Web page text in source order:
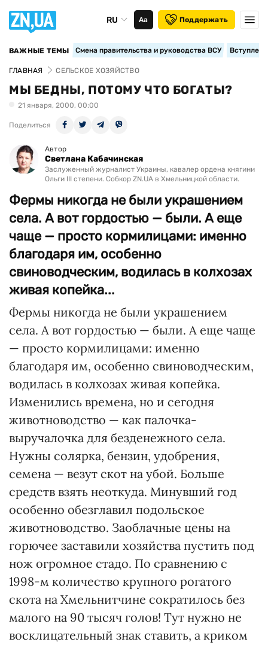
RU Аа Поддержать
ВАЖНЫЕ ТЕМЫ Смена правительства и руководства ВСУ
ГЛАВНАЯ СЕЛЬСКОЕ ХОЗЯЙСТВО
МЫ БЕДНЫ, ПОТОМУ ЧТО БОГАТЫ?
21 января, 2000, 00:00
Поделиться
Автор
Светлана Кабачинская
Заслуженный журналист Украины, кавалер ордена княгини
Ольги III степени. Собкор ZN.UA в Хмельницкой области.
Фермы никогда не были украшением
села. А вот гордостью — были. А еще
чаще — просто кормилицами: именно
благодаря им, особенно
свиноводческим, водилась в колхозах
живая копейка...
Фермы никогда не были украшением
села. А вот гордостью — были. А еще чаще
— просто кормилицами: именно
благодаря им, особенно свиноводческим,
водилась в колхозах живая копейка.
Изменились времена, но и сегодня
животноводство — как палочка-
выручалочка для безденежного села.
Нужны солярка, бензин, удобрения,
семена — везут скот на убой. Больше
средств взять неоткуда. Минувший год
особенно обезглавил подольское
животноводство. Заоблачные цены на
горючее заставили хозяйства пустить под
нож огромное стадо. По сравнению с
1998-м количество крупного рогатого
скота на Хмельнитчине сократилось без
малого на 90 тысяч голов! Тут нужно не
восклицательный знак ставить, а криком